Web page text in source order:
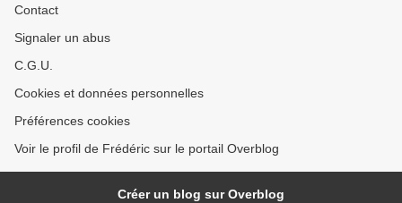
Contact
Signaler un abus
C.G.U.
Cookies et données personnelles
Préférences cookies
Voir le profil de Frédéric sur le portail Overblog
Créer un blog sur Overblog